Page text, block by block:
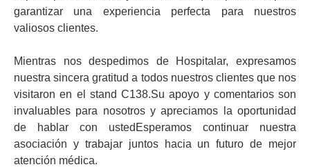
garantizar una experiencia perfecta para nuestros
valiosos clientes.
Mientras nos despedimos de Hospitalar, expresamos
nuestra sincera gratitud a todos nuestros clientes que nos
visitaron en el stand C138.Su apoyo y comentarios son
invaluables para nosotros y apreciamos la oportunidad
de hablar con ustedEsperamos continuar nuestra
asociación y trabajar juntos hacia un futuro de mejor
atención médica.